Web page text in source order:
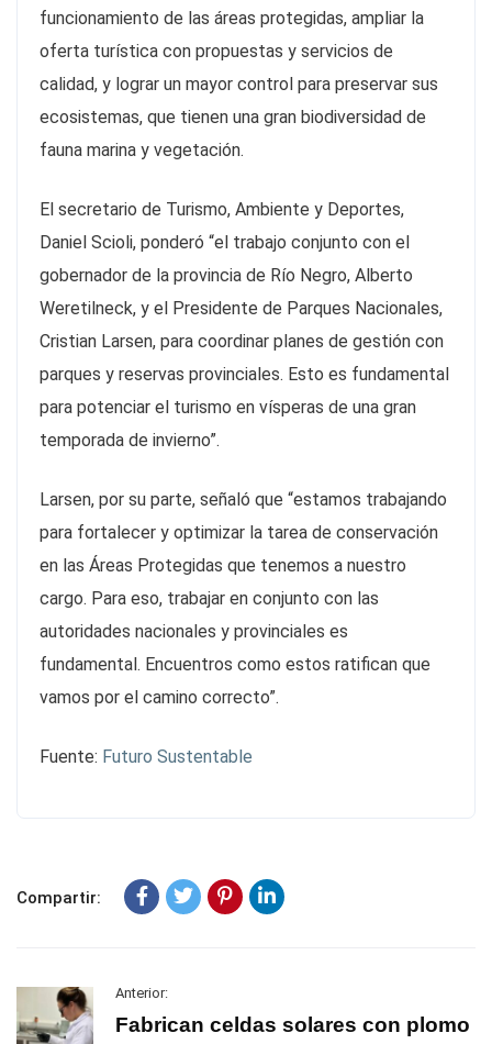
funcionamiento de las áreas protegidas, ampliar la
oferta turística con propuestas y servicios de
calidad, y lograr un mayor control para preservar sus
ecosistemas, que tienen una gran biodiversidad de
fauna marina y vegetación.
El secretario de Turismo, Ambiente y Deportes,
Daniel Scioli, ponderó “el trabajo conjunto con el
gobernador de la provincia de Río Negro, Alberto
Weretilneck, y el Presidente de Parques Nacionales,
Cristian Larsen, para coordinar planes de gestión con
parques y reservas provinciales. Esto es fundamental
para potenciar el turismo en vísperas de una gran
temporada de invierno”.
Larsen, por su parte, señaló que “estamos trabajando
para fortalecer y optimizar la tarea de conservación
en las Áreas Protegidas que tenemos a nuestro
cargo. Para eso, trabajar en conjunto con las
autoridades nacionales y provinciales es
fundamental. Encuentros como estos ratifican que
vamos por el camino correcto”.
Fuente: Futuro Sustentable
Compartir:
Anterior:
Fabrican celdas solares con plomo